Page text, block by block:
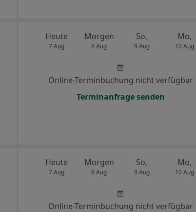
Heute
7 Aug
Morgen
8 Aug
So,
9 Aug
Mo,
10 Aug
Online-Terminbuchung nicht verfügbar
Terminanfrage senden
Heute
7 Aug
Morgen
8 Aug
So,
9 Aug
Mo,
10 Aug
Online-Terminbuchung nicht verfügbar